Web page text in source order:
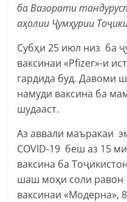
ба Вазорати
аҳолии Ҷумҳурии
Субҳи 25 июл низ ба
ваксинаи «Pfizer»-и
гардида буд. Давоми
намуди ваксина ба
шудааст.
Аз аввали маъракаи
COVID-19 беш аз 15
ваксина ба
шаш моҳи соли равон
ваксинаи «Модерна»,